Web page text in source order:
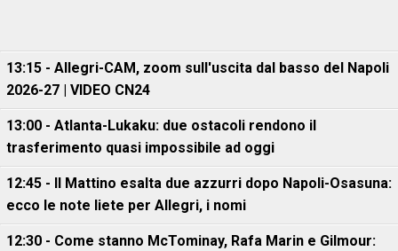
13:15 - Allegri-CAM, zoom sull'uscita dal basso del Napoli
2026-27 | VIDEO CN24
13:00 - Atlanta-Lukaku: due ostacoli rendono il
trasferimento quasi impossibile ad oggi
12:45 - Il Mattino esalta due azzurri dopo Napoli-Osasuna:
ecco le note liete per Allegri, i nomi
12:30 - Come stanno McTominay, Rafa Marin e Gilmour: